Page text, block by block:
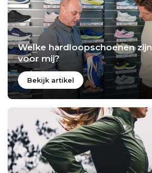
Welke hardloopschoenen
voor mij?
Bekijk artikel